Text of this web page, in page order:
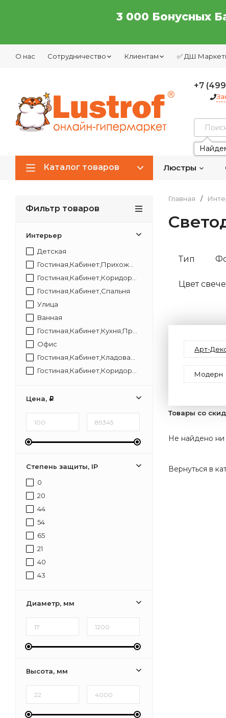
3 000 Бонусных
О нас Сотрудничество Клиентам ✅ ДШ
+7
Каталог товаров Люстры
Фильтр товаров
Интерьер
Детская
Гостиная,Кабинет,Прихожая,Спальня
Гостиная,Кабинет,Коридор,Прихожая,Спальня
Гостиная,Кабинет,Спальня
Улица
Ванная
Гостиная,Кабинет,Кухня,Прихожая,Спальня
Офис
Гостиная,Кабинет,Кладовая,Коридор,Прихожая,Спальня,Туалет
Гостиная,Кабинет,Коридор,Лестница,Прихожая,Спальня
Гостиная,Кабинет,Офис,Прихожая,Спальня
Офис,Коридор
Кладовая,Коридор,Лестница,Офис,Прихожая,Туалет
Цена, Р
Степень защиты, IP
0
20
44
54
65
21
40
43
Диаметр, мм
Высота, мм
Главная /
Тип
Цвет
Арт-
Модерн
Товары со
Не найдено ни
Вернуться в